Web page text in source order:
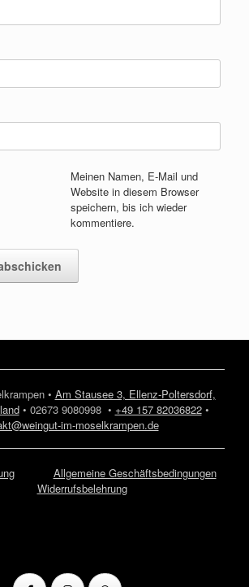
Meinen Namen, E-Mail und
Website in diesem Browser
speichern, bis ich wieder
kommentiere.
• Am Stausee 3, Ellenz-Poltersdorf,
• 02673 9080998 • +49 157 82036822•
im-moselkrampen.de
Allgemeine Geschäftsbedingungen
Widerrufsbelehrung